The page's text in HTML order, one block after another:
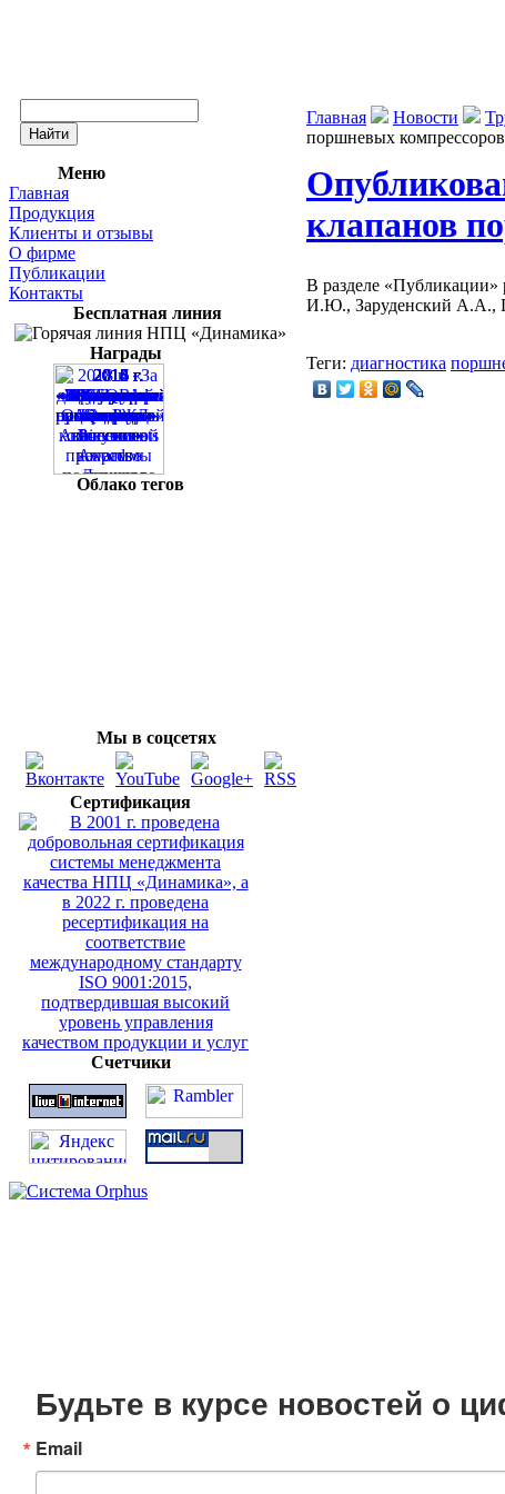
Меню
Главная
Продукция
Клиенты и отзывы
О фирме
Публикации
Контакты
Бесплатная линия
Награды
Облако тегов
Мы в соцсетях
Сертификация
Счетчики
Главная Новости
поршневых
клапанов
В разделе «Публикации»
И.Ю., Заруденский А.А.,
Теги: диагностика
Будьте в курсе новостей о
Email